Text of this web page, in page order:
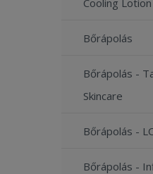
Bőrápolás
Bőrápolás -
Skincare
Bőrápolás -
Bőrápolás -